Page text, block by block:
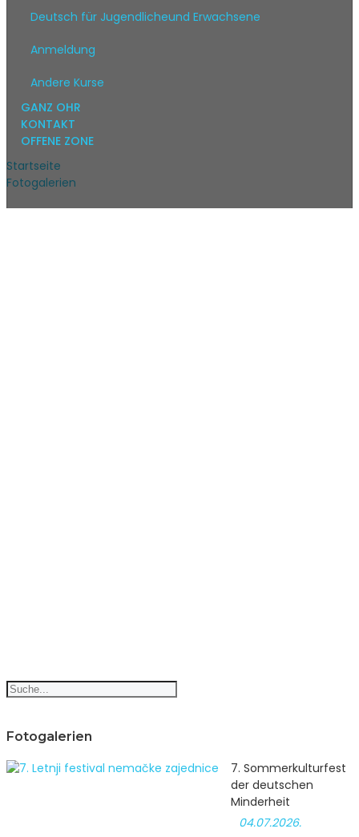
Deutsch für Jugendlicheund Erwachsene
Anmeldung
Andere Kurse
GANZ OHR
KONTAKT
OFFENE ZONE
Startseite
Fotogalerien
Fotogalerien
7. Sommerkulturfest
der deutschen
Minderheit
04.07.2026.